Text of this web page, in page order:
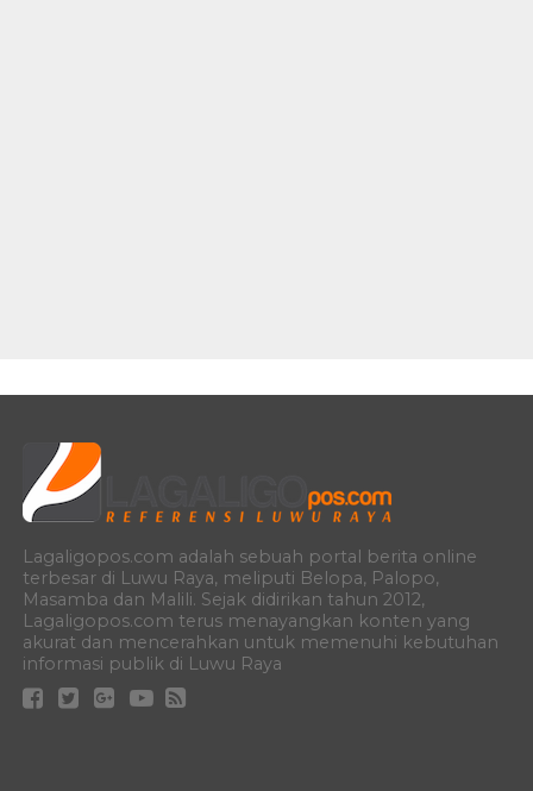
Lagaligopos.com adalah sebuah portal berita online
terbesar di Luwu Raya, meliputi Belopa, Palopo,
Masamba dan Malili. Sejak didirikan tahun 2012,
Lagaligopos.com terus menayangkan konten yang
akurat dan mencerahkan untuk memenuhi kebutuhan
informasi publik di Luwu Raya